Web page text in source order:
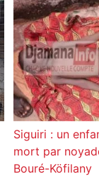
Siguiri : un
mort par
Bouré-Köfilany